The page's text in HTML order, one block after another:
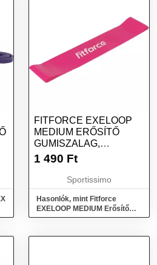
FITFORCE EXELOOP
MEDIUM ERŐSÍTŐ
GUMISZALAG,
RÓZSASZÍN, MÉRET
1 490 Ft
Sportissimo
Hasonlók, mint Fitforce
EXELOOP MEDIUM Erősítő
gumiszalag, rózsaszín, méret